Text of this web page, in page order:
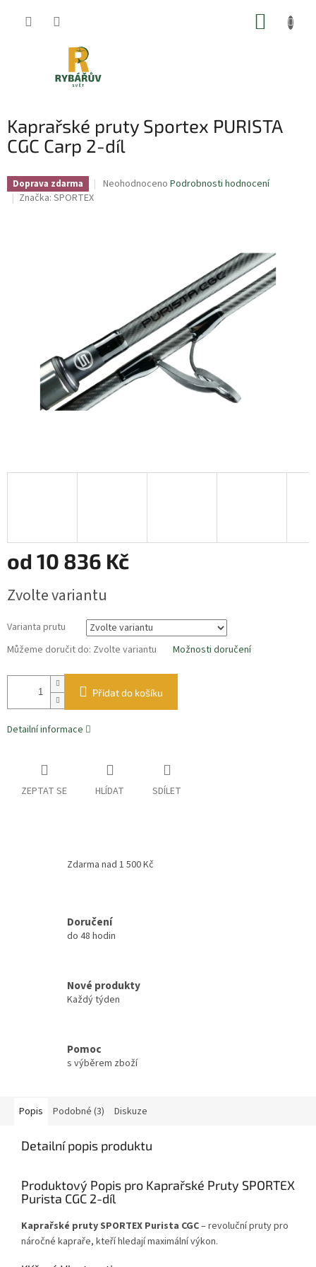
Kaprařské pruty Sportex PURISTA
CGC Carp 2-díl
Doprava zdarma
Průměrné
Neohodnoceno Podrobnosti hodnocení
Značka: SPORTEX
od 10 836 Kč
cena:
Zvolte variantu
Varianta prutu
Můžeme doručit do: Zvolte variantu Možnosti doručení
Přidat do košíku
Detailní informace
ZEPTAT SE HLÍDAT SDÍLET
Zdarma nad 1 500 Kč
Doručení
do 48 hodin
Nové produkty
Každý týden
Pomoc
s výběrem zboží
Popis Podobné (3) Diskuze
Detailní popis produktu
Produktový Popis pro Kaprařské Pruty SPORTEX
Purista CGC 2-díl
Kaprařské pruty SPORTEX Purista CGC– revoluční pruty pro
náročné kapraře, kteří hledají maximální výkon.